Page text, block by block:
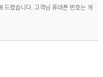
드렸습니다. 고객님 휴대폰 번호는 개